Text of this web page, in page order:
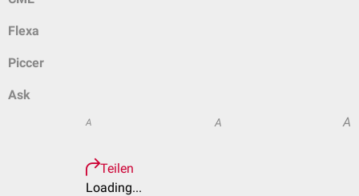
Flexa
Piccer
Ask
A A A
Teilen
Loading...